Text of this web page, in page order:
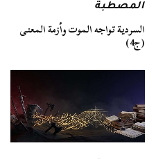
المصطبة
السردية تواجه الموت وأزمة المعنى
(ج4)